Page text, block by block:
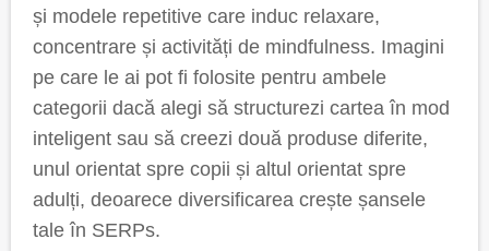
și modele repetitive care induc relaxare,
concentrare și activități de mindfulness. Imagini
pe care le ai pot fi folosite pentru ambele
categorii dacă alegi să structurezi cartea în mod
inteligent sau să creezi două produse diferite,
unul orientat spre copii și altul orientat spre
adulți, deoarece diversificarea crește șansele
tale în SERPs.